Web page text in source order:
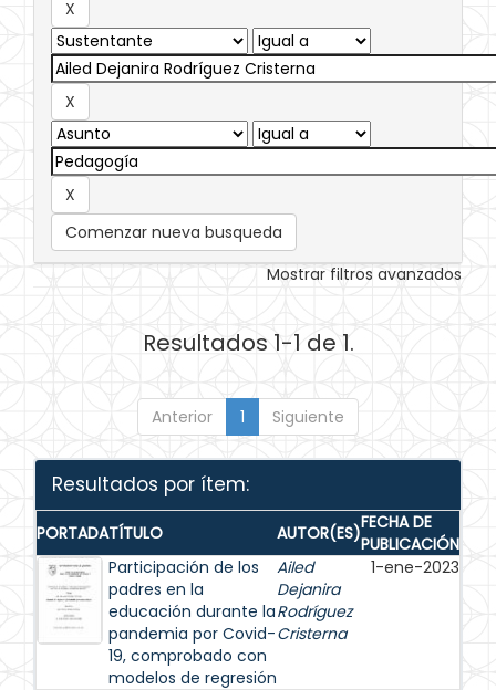
Comenzar nueva busqueda
Mostrar filtros avanzados
Resultados 1-1 de 1.
Anterior 1 Siguiente
Resultados por ítem:
PORTADATÍTULO AUTOR(ES)FECHA DE
PUBLICACIÓN
Participación de los
padres en la
educación durante la
pandemia por Covid-
19, comprobado con
modelos de regresión
Ailed
Dejanira
Rodríguez
Cristerna
1-ene-2023